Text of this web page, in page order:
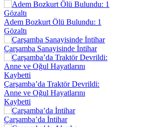
Adem Bozkurt Ölü Bulundu: 1
Gözaltı
Çarşamba Sanayisinde İntihar
Çarşamba’da Traktör Devrildi:
Anne ve Oğul Hayatlarını
Kaybetti
Çarşamba’da İntihar